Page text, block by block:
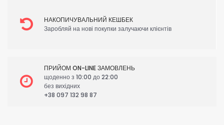
НАКОПИЧУВАЛЬНИЙ КЕШБЕК
Заробляй на нові покупки залучаючи клієнтів
ПРИЙОМ ON-LINE ЗАМОВЛЕНЬ
щоденно з 10:00 до 22:00
без вихідних
+38 097 132 98 87